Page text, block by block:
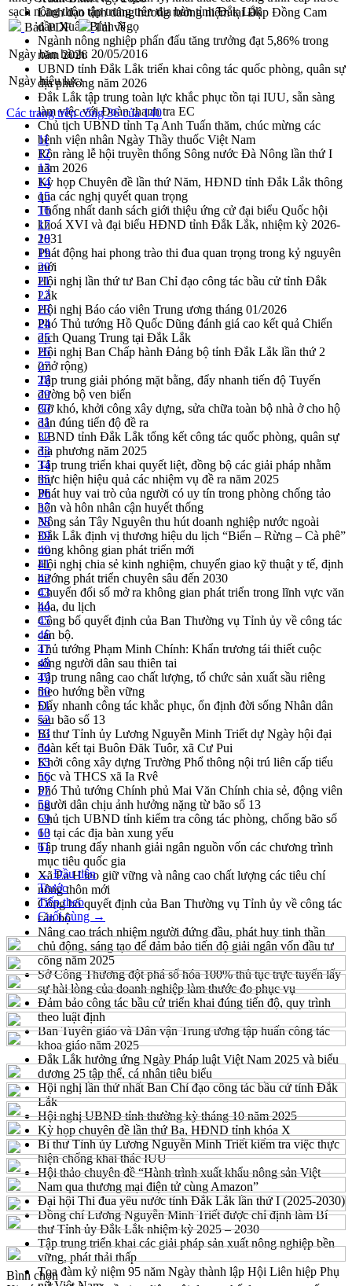
Lãnh đạo tỉnh dâng hương tưởng niệm tại Đập Đồng Cam
đầu Xuân Bính Ngọ
Ngành nông nghiệp phấn đấu tăng trưởng đạt 5,86% trong
năm 2026
UBND tỉnh Đắk Lắk triển khai công tác quốc phòng, quân sự
địa phương năm 2026
Đắk Lắk tập trung toàn lực khắc phục tồn tại IUU, sẵn sàng
làm việc với Đoàn thanh tra EC
Chủ tịch UBND tỉnh Tạ Anh Tuấn thăm, chúc mừng các
bệnh viện nhân Ngày Thầy thuốc Việt Nam
Rộn ràng lễ hội truyền thống Sông nước Đà Nông lần thứ I
năm 2026
Kỳ họp Chuyên đề lần thứ Năm, HĐND tỉnh Đắk Lắk thông
qua các nghị quyết quan trọng
Thống nhất danh sách giới thiệu ứng cử đại biểu Quốc hội
khoá XVI và đại biểu HĐND tỉnh Đắk Lắk, nhiệm kỳ 2026-
2031
Phát động hai phong trào thi đua quan trọng trong kỷ nguyên
mới
Hội nghị lần thứ tư Ban Chỉ đạo công tác bầu cử tỉnh Đắk
Lắk
Hội nghị Báo cáo viên Trung ương tháng 01/2026
Phó Thủ tướng Hồ Quốc Dũng đánh giá cao kết quả Chiến
dịch Quang Trung tại Đắk Lắk
Hội nghị Ban Chấp hành Đảng bộ tỉnh Đắk Lắk lần thứ 2
(mở rộng)
Tập trung giải phóng mặt bằng, đẩy nhanh tiến độ Tuyến
đường bộ ven biển
Gỡ khó, khởi công xây dựng, sửa chữa toàn bộ nhà ở cho hộ
dân đúng tiến độ đề ra
UBND tỉnh Đắk Lắk tổng kết công tác quốc phòng, quân sự
địa phương năm 2025
Tập trung triển khai quyết liệt, đồng bộ các giải pháp nhằm
thực hiện hiệu quả các nhiệm vụ đề ra năm 2025
Phát huy vai trò của người có uy tín trong phòng chống tảo
hôn và hôn nhân cận huyết thống
Nông sản Tây Nguyên thu hút doanh nghiệp nước ngoài
Đắk Lắk định vị thương hiệu du lịch “Biển – Rừng – Cà phê”
trong không gian phát triển mới
Hội nghị chia sẻ kinh nghiệm, chuyển giao kỹ thuật y tế, định
hướng phát triển chuyên sâu đến 2030
Chuyển đổi số mở ra không gian phát triển trong lĩnh vực văn
hóa, du lịch
Công bố quyết định của Ban Thường vụ Tỉnh ủy về công tác
cán bộ.
Thủ tướng Phạm Minh Chính: Khẩn trương tái thiết cuộc
sống người dân sau thiên tai
Tập trung nâng cao chất lượng, tổ chức sản xuất sầu riêng
theo hướng bền vững
Đẩy nhanh công tác khắc phục, ổn định đời sống Nhân dân
sau bão số 13
Bí thư Tỉnh ủy Lương Nguyễn Minh Triết dự Ngày hội đại
đoàn kết tại Buôn Đăk Tuôr, xã Cư Pui
Khởi công xây dựng Trường Phổ thông nội trú liên cấp tiểu
học và THCS xã Ia Rvê
Phó Thủ tướng Chính phủ Mai Văn Chính chia sẻ, động viên
người dân chịu ảnh hưởng nặng từ bão số 13
Chủ tịch UBND tỉnh kiểm tra công tác phòng, chống bão số
13 tại các địa bàn xung yếu
Tập trung đẩy nhanh giải ngân nguồn vốn các chương trình
mục tiêu quốc gia
Xã Ea H'leo giữ vững và nâng cao chất lượng các tiêu chí
nông thôn mới
Công bố quyết định của Ban Thường vụ Tỉnh ủy về công tác
cán bộ
Nâng cao trách nhiệm người đứng đầu, phát huy tinh thần
chủ động, sáng tạo để đảm bảo tiến độ giải ngân vốn đầu tư
công năm 2025
Sở Công Thương đột phá số hóa 100% thủ tục trực tuyến lấy
sự hài lòng của doanh nghiệp làm thước đo phục vụ
Đảm bảo công tác bầu cử triển khai đúng tiến độ, quy trình
theo luật định
Ban Tuyên giáo và Dân vận Trung ương tập huấn công tác
khoa giáo năm 2025
Đắk Lắk hưởng ứng Ngày Pháp luật Việt Nam 2025 và biểu
dương 25 tập thể, cá nhân tiêu biểu
Hội nghị lần thứ nhất Ban Chỉ đạo công tác bầu cử tỉnh Đắk
Lắk
Hội nghị UBND tỉnh thường kỳ tháng 10 năm 2025
Kỳ họp chuyên đề lần thứ Ba, HĐND tỉnh khóa X
Bí thư Tỉnh ủy Lương Nguyễn Minh Triết kiểm tra việc thực
hiện chống khai thác IUU
Hội thảo chuyên đề “Hành trình xuất khẩu nông sản Việt
Nam qua thương mại điện tử cùng Amazon”
Đại hội Thi đua yêu nước tỉnh Đắk Lắk lần thứ I (2025-2030)
Đồng chí Lương Nguyễn Minh Triết được chỉ định làm Bí
thư Tỉnh ủy Đắk Lắk nhiệm kỳ 2025 – 2030
Tập trung triển khai các giải pháp sản xuất nông nghiệp bền
vững, phát thải thấp
Tọa đàm kỷ niệm 95 năm Ngày thành lập Hội Liên hiệp Phụ
sạch nông thôn tập trung trên địa bàn tỉnh Đắk Lắk
Bản PDF
Tải về
Ngày ban hành: 20/05/2016
Ngày hiệu lực:
Các trang trên cổng 36 của 140
11
12
13
14
15
16
17
18
19
20
21
22
23
24
25
26
27
28
29
30
31
32
33
34
35
36
37
38
39
40
41
42
43
44
45
46
47
48
49
50
51
52
53
54
55
56
57
58
59
60
61
← Đầu tiên
Trước
Tiếp theo
Cuối cùng →
Bình chọn